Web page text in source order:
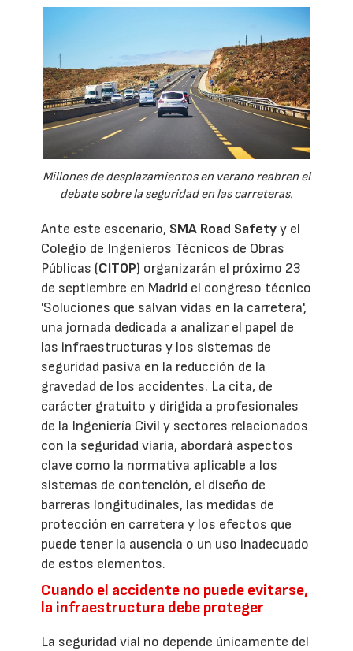
Millones de desplazamientos en verano reabren el
debate sobre la seguridad en las carreteras.
Ante este escenario, SMA Road Safetyy el
Colegio de Ingenieros Técnicos de Obras
Públicas (CITOP) organizarán el próximo 23
de septiembre en Madrid el congreso técnico
'Soluciones que salvan vidas en la carretera',
una jornada dedicada a analizar el papel de
las infraestructuras y los sistemas de
seguridad pasiva en la reducción de la
gravedad de los accidentes. La cita, de
carácter gratuito y dirigida a profesionales
de la Ingeniería Civil y sectores relacionados
con la seguridad viaria, abordará aspectos
clave como la normativa aplicable a los
sistemas de contención, el diseño de
barreras longitudinales, las medidas de
protección en carretera y los efectos que
puede tener la ausencia o un uso inadecuado
de estos elementos.
Cuando el accidente no puede evitarse,
la infraestructura debe proteger
La seguridad vial no depende únicamente del